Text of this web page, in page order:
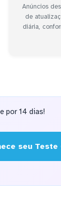
Anúncios
de
diária,
por 14 dias!
seu